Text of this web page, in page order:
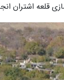
قلعه اشتران